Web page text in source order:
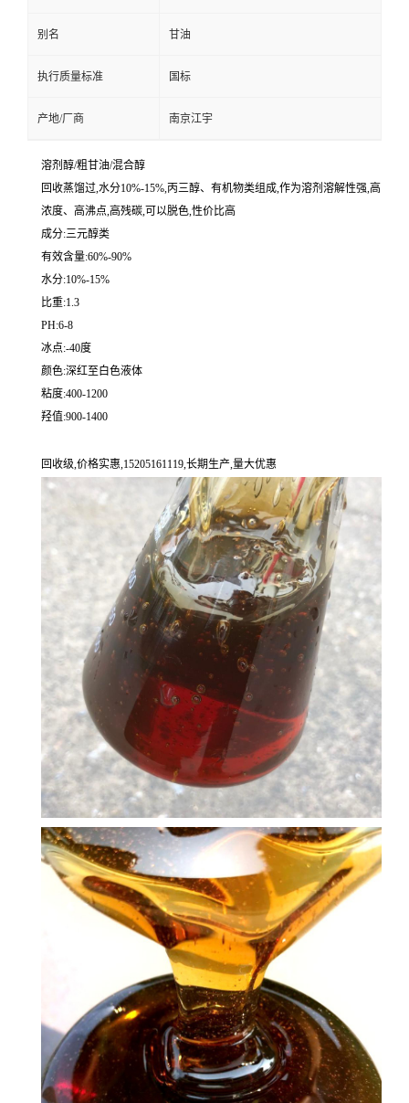
别名 甘油
执行质量标准 国标
产地/厂商 南京江宇
溶剂醇/粗甘油/混合醇
回收蒸馏过,水分10%-15%,丙三醇、有机物类组成,作为溶剂溶解性强,高
浓度、高沸点,高残碳,可以脱色,性价比高
成分:三元醇类
有效含量:60%-90%
水分:10%-15%
比重:1.3
PH:6-8
冰点:-40度
颜色:深红至白色液体
粘度:400-1200
羟值:900-1400
回收级,价格实惠,15205161119,长期生产,量大优惠